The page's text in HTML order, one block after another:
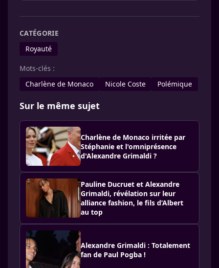
CATÉGORIE
Royauté
Mots-clés :
Charlène de Monaco
Nicole Coste Polémique
Sur le même sujet
Charlène de Monaco irritée par
Stéphanie et l'omniprésence
d'Alexandre Grimaldi ?
Pauline Ducruet et Alexandre
Grimaldi, révélation sur leur
alliance fashion, le fils d’Albert
au top
Alexandre Grimaldi : Totalement
fan de Paul Pogba !